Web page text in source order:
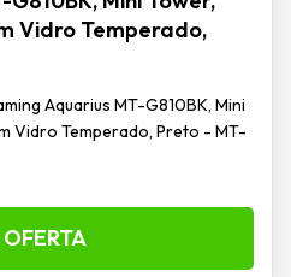
Vidro Temperado,
Aquarius MT-G810BK, Mini
Vidro Temperado, Preto - MT-